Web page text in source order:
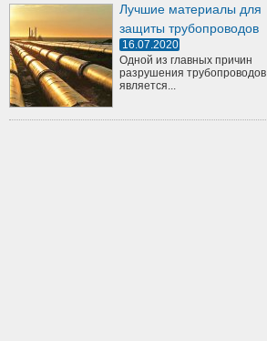
Лучшие материалы для
защиты трубопроводов
16.07.2020
Одной из главных причин
разрушения трубопроводов
является...